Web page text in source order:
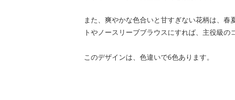
また、爽やかな色合いと甘すぎない花柄は、
トやノースリーブブラウスにすれば、主役級の
このデザインは、色違いで6色あります。